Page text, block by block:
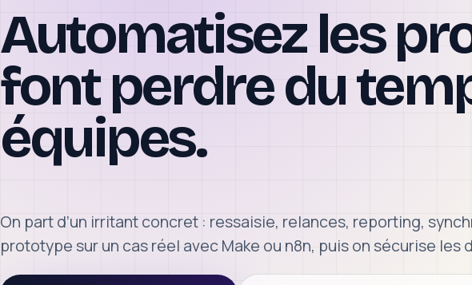
Automatisez les
font perdre du
équipes.
On part d’un irritant concret : ressaisie, relances, reporting,
prototype sur un cas réel avec Make ou n8n, puis on sécurise